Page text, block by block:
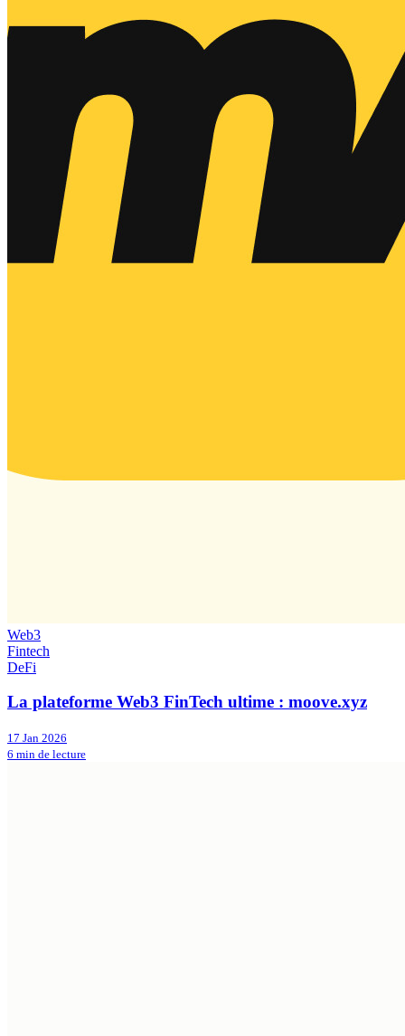
Web3
Fintech
DeFi
La plateforme Web3 FinTech ultime : moove.xyz
17 Jan 2026
6 min de lecture